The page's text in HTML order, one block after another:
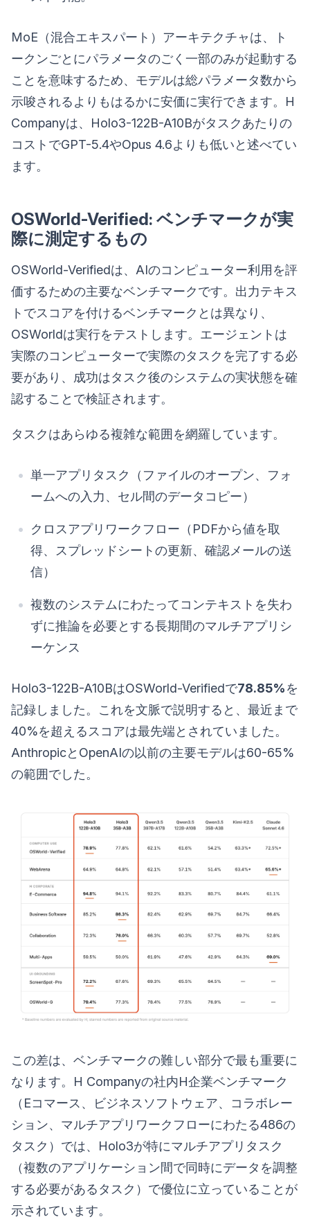
MoE（混合エキスパート）アーキテクチャは、ト
ークンごとにパラメータのごく一部のみが起動する
ことを意味するため、モデルは総パラメータ数から
示唆されるよりもはるかに安価に実行できます。H
Companyは、Holo3-122B-A10Bがタスクあたりの
コストでGPT-5.4やOpus 4.6よりも低いと述べてい
ます。
OSWorld-Verified: ベンチマークが実
際に測定するもの
OSWorld-Verifiedは、AIのコンピューター利用を評
価するための主要なベンチマークです。出力テキス
トでスコアを付けるベンチマークとは異なり、
OSWorldは実行をテストします。エージェントは
実際のコンピューターで実際のタスクを完了する必
要があり、成功はタスク後のシステムの実状態を確
認することで検証されます。
タスクはあらゆる複雑な範囲を網羅しています。
単一アプリタスク（ファイルのオープン、フォ
ームへの入力、セル間のデータコピー）
クロスアプリワークフロー（PDFから値を取
得、スプレッドシートの更新、確認メールの送
信）
複数のシステムにわたってコンテキストを失わ
ずに推論を必要とする長期間のマルチアプリシ
ーケンス
Holo3-122B-A10BはOSWorld-Verifiedで78.85%を
記録しました。これを文脈で説明すると、最近まで
40%を超えるスコアは最先端とされていました。
AnthropicとOpenAIの以前の主要モデルは60-65%
の範囲でした。
この差は、ベンチマークの難しい部分で最も重要に
なります。H Companyの社内H企業ベンチマーク
（Eコマース、ビジネスソフトウェア、コラボレー
ション、マルチアプリワークフローにわたる486の
タスク）では、Holo3が特にマルチアプリタスク
（複数のアプリケーション間で同時にデータを調整
する必要があるタスク）で優位に立っていることが
示されています。